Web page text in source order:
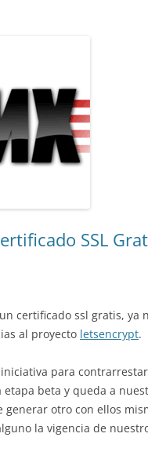
SSL
certificado ssl gratis,
al proyecto letsencrypt.
para
beta y queda a
generar otro con ellos
la vigencia de